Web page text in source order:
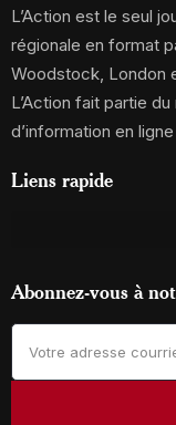
L’Action est le seul
régionale en format
Woodstock, London
L’Action fait partie
d’information en
Liens rapide
Abonnez-vous à